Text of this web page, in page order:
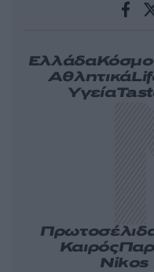
Ελλάδα
Αθλητικά
Υγεία
Καιρός
Nikos